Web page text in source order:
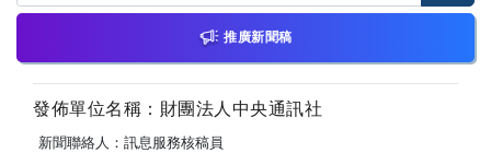
推廣新聞稿
發佈單位名稱：財團法人中央通訊社
新聞聯絡人：訊息服務核稿員